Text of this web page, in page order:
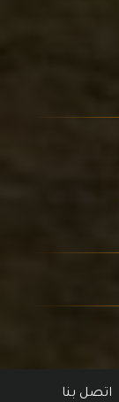
اتصل بنا